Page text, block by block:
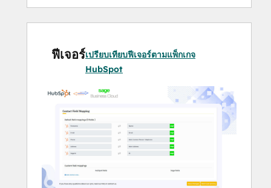
Business Cloud Accounting, formerly known
as Sage One (UK).
with any other Sage versions (e.g., Intacct,
50, 100, 200, etc.). For other Sage versions,
on the HubSpot app marketplace or
consult with solution partners.
ฟีเจอร์เปรียบเทียบฟีเจอร์ตามแพ็กเกจ
HubSpot